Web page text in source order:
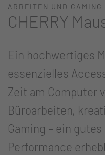
ARBEITEN UND GAMING
CHERRY
Ein hochwertiges
essenzielles
Zeit am Computer
Büroarbeiten,
Gaming – ein
Performance